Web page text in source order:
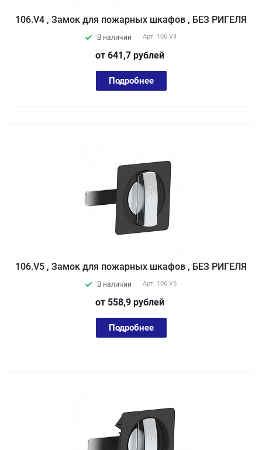
106.V4 , Замок для пожарных шкафов , БЕЗ РИГЕЛЯ
В наличии Арт. 106.V4
от 641,7 рублей
Подробнее
106.V5 , Замок для пожарных шкафов , БЕЗ РИГЕЛЯ
В наличии Арт. 106.V5
от 558,9 рублей
Подробнее